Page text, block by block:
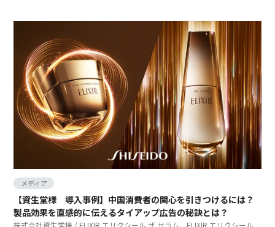
中国インフルエンサーマーケティング
コンテンツコミュニケーション
メディア
【資生堂様 導入事例】中国消費者の関心を引きつけるには？
製品効果を直感的に伝えるタイアップ広告の秘訣とは？